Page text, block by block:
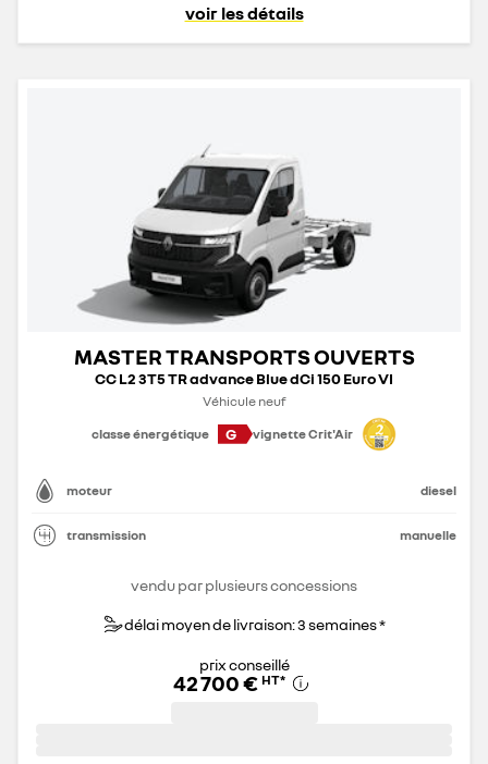
voir les détails
MASTER TRANSPORTS OUVERTS
CC L2 3T5 TR advance Blue dCi 150 Euro VI
Véhicule neuf
classe énergétique
G vignette Crit'Air
moteur diesel
transmission manuelle
vendu par plusieurs concessions
délai moyen de livraison: 3 semaines *
prix conseillé
42 700 € HT*